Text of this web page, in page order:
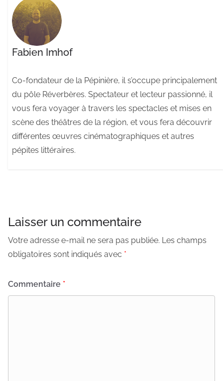
Fabien Imhof
Co-fondateur de la Pépinière, il s’occupe principalement
du pôle Réverbères. Spectateur et lecteur passionné, il
vous fera voyager à travers les spectacles et mises en
scène des théâtres de la région, et vous fera découvrir
différentes œuvres cinématographiques et autres
pépites littéraires.
Laisser un commentaire
Votre adresse e-mail ne sera pas publiée. Les champs
obligatoires sont indiqués avec *
Commentaire *